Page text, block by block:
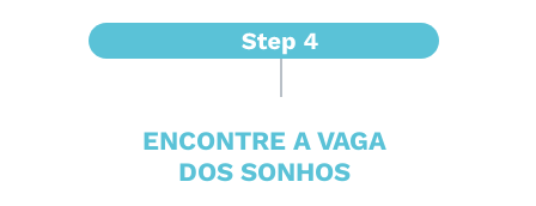
ENCONTRE A VAGA
DOS SONHOS